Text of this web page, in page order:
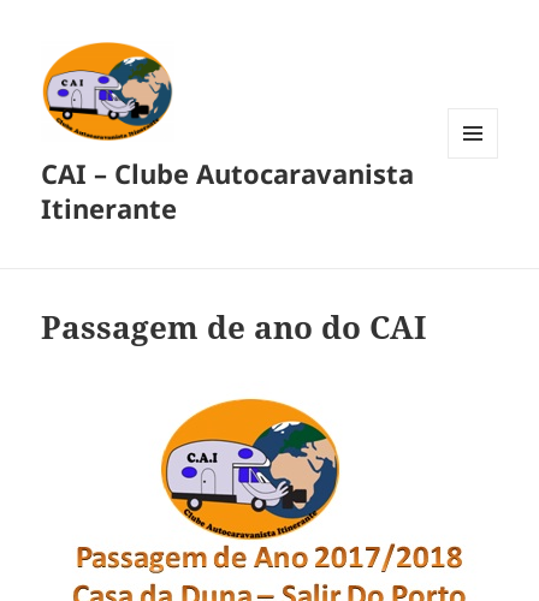
CAI – Clube Autocaravanista
Itinerante
Passagem de ano do CAI